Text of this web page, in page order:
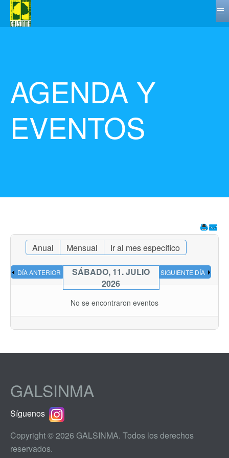
≡
AGENDA Y
EVENTOS
Anual Mensual Ir al mes específico
DÍA ANTERIOR
SÁBADO, 11. JULIO
2026
SIGUIENTE DÍA
No se encontraron eventos
GALSINMA
Síguenos
Copyright © 2026 GALSINMA. Todos los derechos
reservados.